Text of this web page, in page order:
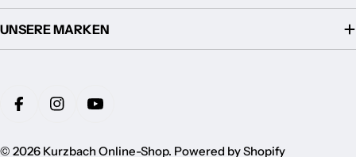
UNSERE MARKEN
Zahlungsmethoden
FacebookInstagramYouTube
© 2026 Kurzbach Online-Shop. Powered by Shopify